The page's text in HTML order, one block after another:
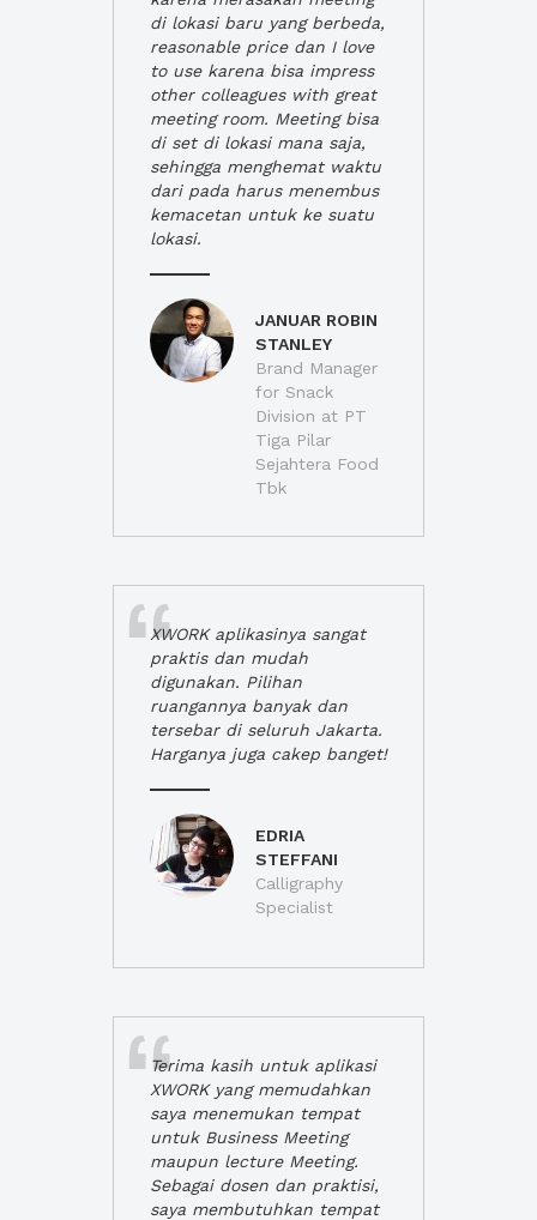
di lokasi baru yang berbeda,
reasonable price dan I love
to use karena bisa impress
other colleagues with great
meeting room. Meeting bisa
di set di lokasi mana saja,
sehingga menghemat waktu
dari pada harus menembus
kemacetan untuk ke suatu
lokasi.
JANUAR ROBIN
STANLEY
Brand Manager
for Snack
Division at PT
Tiga Pilar
Sejahtera Food
Tbk
XWORK aplikasinya sangat
praktis dan mudah
digunakan. Pilihan
ruangannya banyak dan
tersebar di seluruh Jakarta.
Harganya juga cakep banget!
EDRIA
STEFFANI
Calligraphy
Specialist
Terima kasih untuk aplikasi
XWORK yang memudahkan
saya menemukan tempat
untuk Business Meeting
maupun lecture Meeting.
Sebagai dosen dan praktisi,
saya membutuhkan tempat